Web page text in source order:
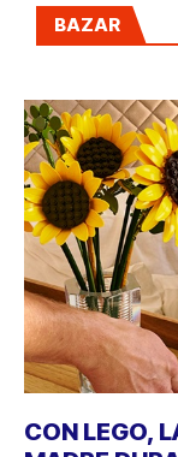
BAZAR
CON LEGO,